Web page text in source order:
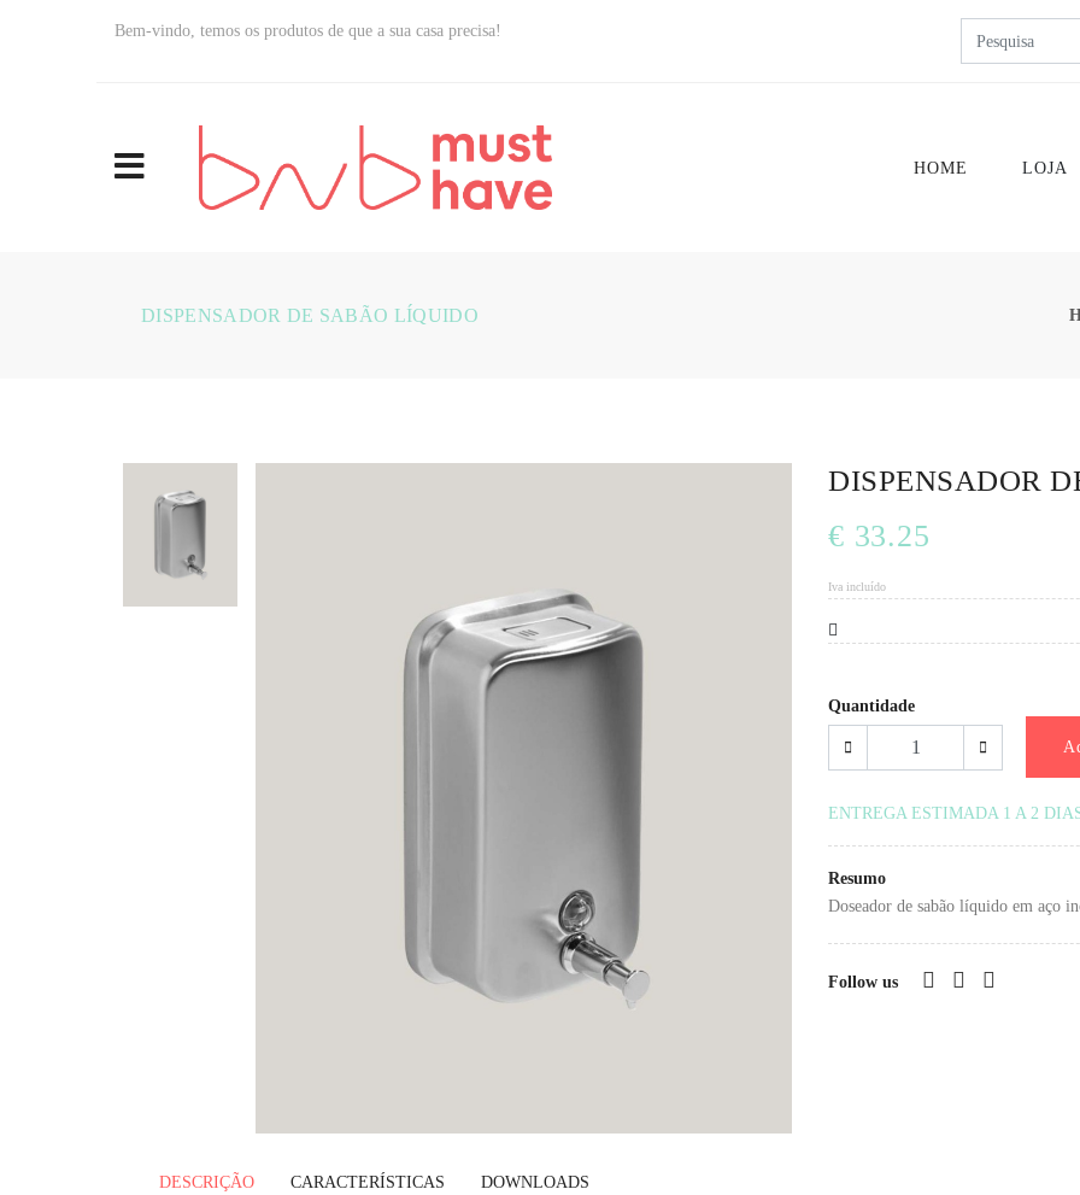
Bem-vindo, temos os produtos de que a sua casa precisa!
HOME LOJA
DISPENSADOR DE SABÃO LÍQUIDO
DISPENSADOR
€ 33.25
Iva incluído
Quantidade
ENTREGA ESTIMADA 1 A 2
Resumo
Doseador de sabão líquido em aço
Follow us
DESCRIÇÃO CARACTERÍSTICAS DOWNLOADS